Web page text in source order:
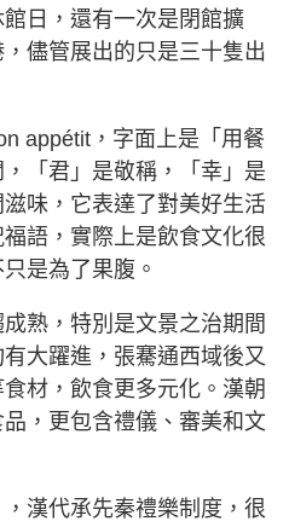
日，還有一次是閉館擴
儘管展出的只是三十隻出
appétit，字面上是「用餐
「君」是敬稱，「幸」是
味，它表達了對美好生活
語，實際上是飲食文化很
是為了果腹。
熟，特別是文景之治期間
大躍進，張騫通西域後又
材，飲食更多元化。漢朝
，更包含禮儀、審美和文
，漢代承先秦禮樂制度，很